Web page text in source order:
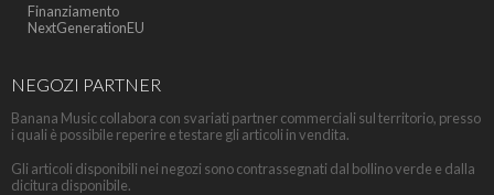
Finanziamento
NextGenerationEU
NEGOZI PARTNER
Banana Music collabora con svariati partner commerciali sul territorio, presso
i quali è possibile reperire e testare gli articoli in vendita.
Gli articoli disponibili nei negozi sono contrassegnati dal bollino verde e dalla
dicitura disponibile.